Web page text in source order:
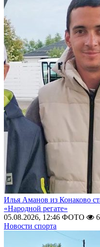
Илья Аманов из Конаково
«Народной регате»
05.08.2026, 12:46 ФОТО
Новости спорта